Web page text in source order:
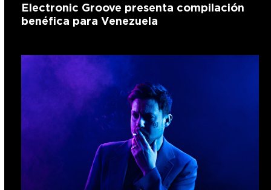
Electronic Groove presenta compilación
benéfica para Venezuela